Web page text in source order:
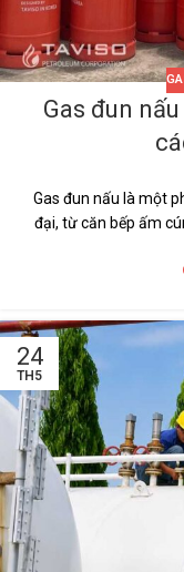
Gas đun
Gas đun nấu là một
đại, từ căn bếp ấm
24
TH5